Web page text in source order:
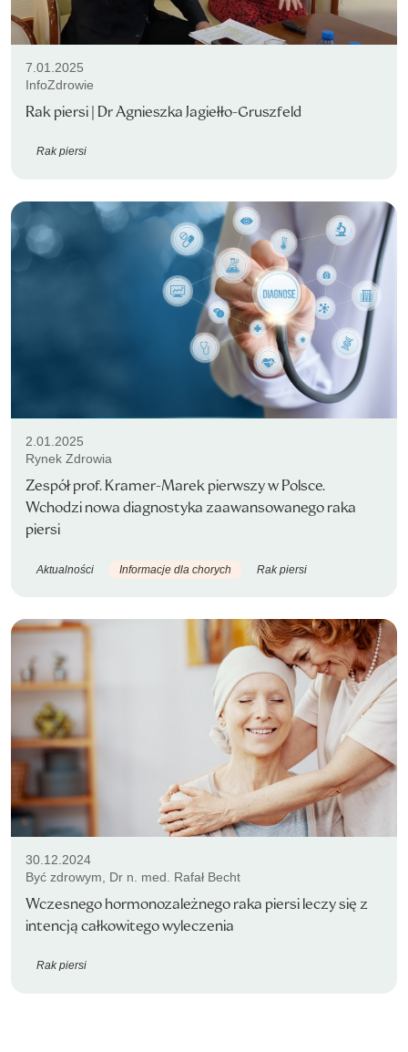
7.01.2025
InfoZdrowie
Rak piersi | Dr Agnieszka Jagiełło-Gruszfeld
Rak piersi
2.01.2025
Rynek Zdrowia
Zespół prof. Kramer-Marek pierwszy w Polsce.
Wchodzi nowa diagnostyka zaawansowanego raka
piersi
Aktualności Informacje dla chorych Rak piersi
30.12.2024
Być zdrowym, Dr n. med. Rafał Becht
Wczesnego hormonozależnego raka piersi leczy się z
intencją całkowitego wyleczenia
Rak piersi